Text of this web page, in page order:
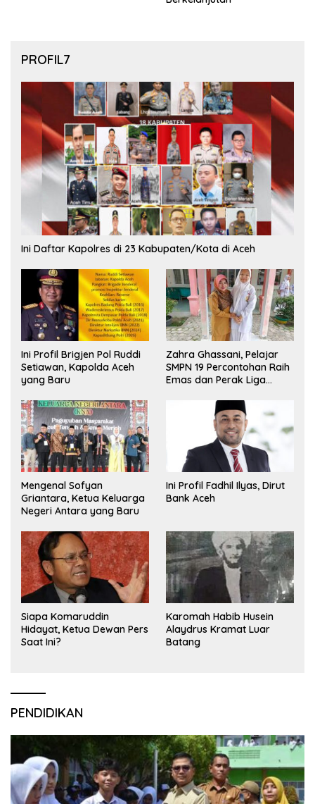
PROFIL7
Ini Daftar Kapolres di 23 Kabupaten/Kota di Aceh
Ini Profil Brigjen Pol Ruddi
Setiawan, Kapolda Aceh
yang Baru
Zahra Ghassani, Pelajar
SMPN 19 Percontohan Raih
Emas dan Perak Liga
Mengenal Sofyan
Griantara, Ketua Keluarga
Negeri Antara yang Baru
Ini Profil Fadhil Ilyas, Dirut
Bank Aceh
Siapa Komaruddin
Hidayat, Ketua Dewan Pers
Saat Ini?
Karomah Habib Husein
Alaydrus Kramat Luar
Batang
PENDIDIKAN